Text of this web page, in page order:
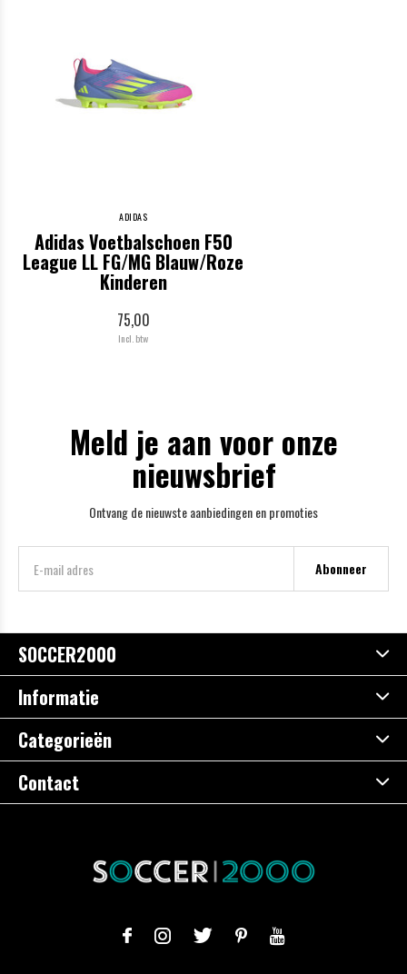
ADIDAS
Adidas Voetbalschoen F50
League LL FG/MG Blauw/Roze
Kinderen
75,00
Incl. btw
Meld je aan voor onze
nieuwsbrief
Ontvang de nieuwste aanbiedingen en promoties
Abonneer
SOCCER2000
Informatie
Categorieën
Contact